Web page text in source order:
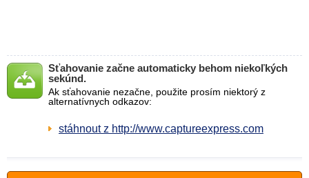
Sťahovanie začne automaticky behom niekoľkých
sekúnd.
Ak sťahovanie nezačne, použite prosím niektorý z
alternatívnych odkazov:
stáhnout z http://www.captureexpress.com